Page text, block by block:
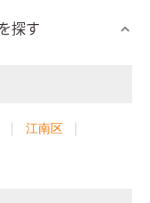
探す
江南区